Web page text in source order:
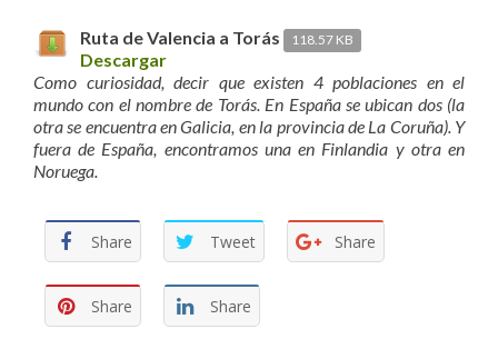
Ruta de Valencia a Torás 118.57 KB
Descargar
Como curiosidad, decir que existen 4 poblaciones en el
mundo con el nombre de Torás. En España se ubican dos (la
otra se encuentra en Galicia, en la provincia de La Coruña). Y
fuera de España, encontramos una en Finlandia y otra en
Noruega.
Share Tweet Share
Share Share